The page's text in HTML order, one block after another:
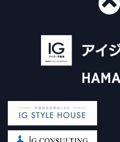
■免許番
建設業許可 国土交通大臣許
宅地建物取引業 国土交通
アイジー不動産について
家探し+家づくり
施工事例